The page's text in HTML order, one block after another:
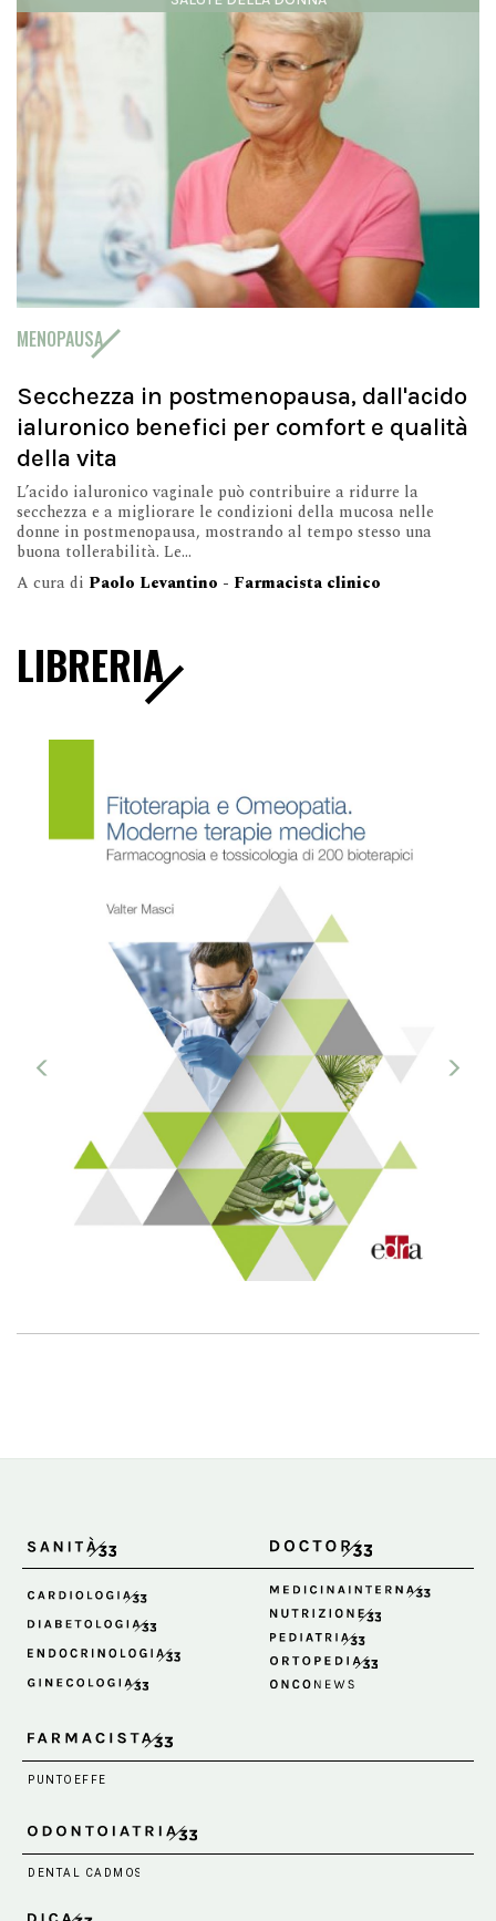
MENOPAUSA
Secchezza in postmenopausa, dall'acido
ialuronico benefici per comfort e qualità
della vita
L’acido ialuronico vaginale può contribuire a ridurre la
secchezza e a migliorare le condizioni della mucosa nelle
donne in postmenopausa, mostrando al tempo stesso una
buona tollerabilità. Le...
A cura di Paolo Levantino - Farmacista clinico
LIBRERIA